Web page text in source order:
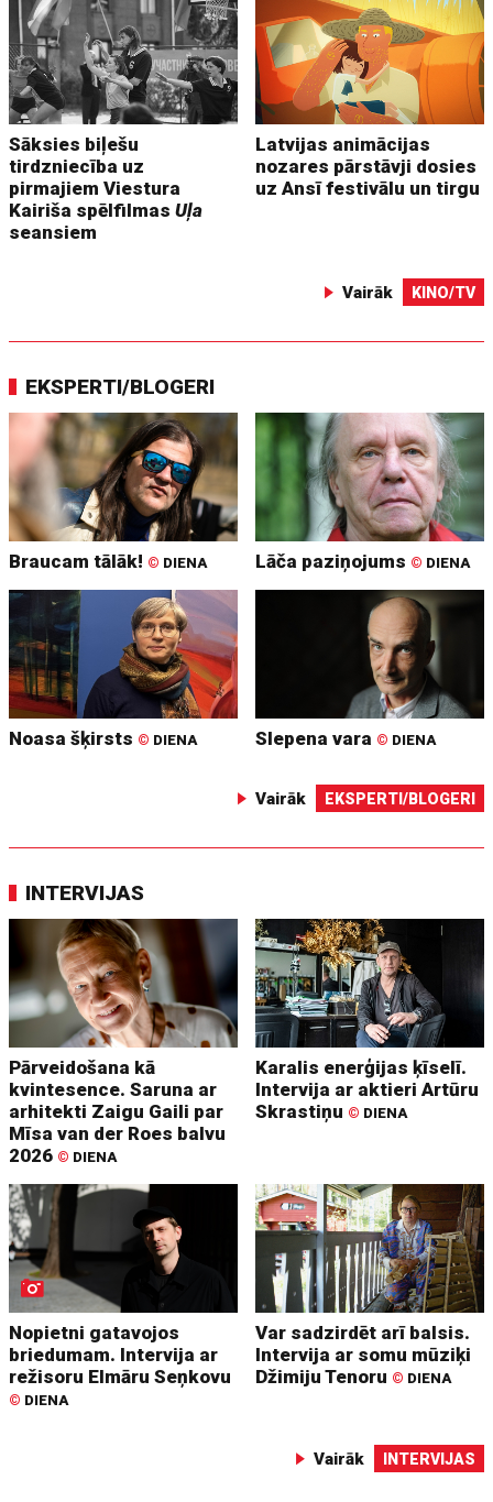
Sāksies biļešu
tirdzniecība uz
pirmajiem Viestura
Kairiša spēlfilmasUļa
seansiem
Latvijas animācijas
nozares pārstāvji dosies
uz Ansī festivālu un tirgu
Vairāk KINO/TV
EKSPERTI/BLOGERI
Braucam tālāk! © DIENA Lāča paziņojums © DIENA
Noasa šķirsts © DIENA Slepena vara © DIENA
Vairāk EKSPERTI/BLOGERI
INTERVIJAS
Pārveidošana kā
kvintesence. Saruna ar
arhitekti Zaigu Gaili par
Mīsa van der Roes balvu
2026 © DIENA
Karalis enerģijas ķīselī.
Intervija ar aktieri Artūru
Skrastiņu © DIENA
Nopietni gatavojos
briedumam. Intervija ar
režisoru Elmāru Seņkovu
© DIENA
Var sadzirdēt arī balsis.
Intervija ar somu mūziķi
Džimiju Tenoru © DIENA
Vairāk INTERVIJAS